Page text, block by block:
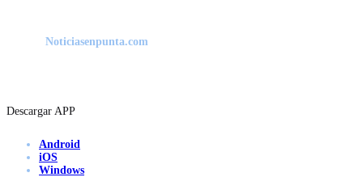
Noticiasenpunta.com
Descargar APP
Android
iOS
Windows